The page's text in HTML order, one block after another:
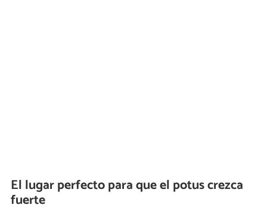
El lugar perfecto para que el potus crezca
fuerte